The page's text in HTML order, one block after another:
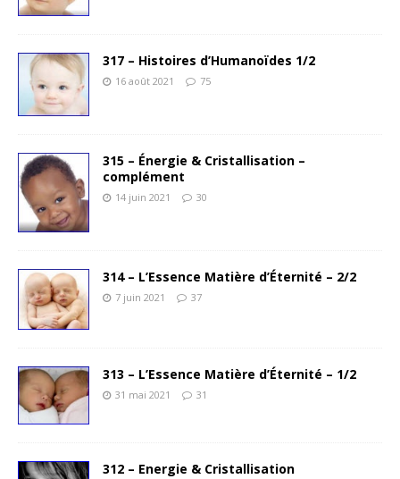
317 – Histoires d’Humanoïdes 1/2
16 août 2021 75
315 – Énergie & Cristallisation –
complément
14 juin 2021 30
314 – L’Essence Matière d’Éternité – 2/2
7 juin 2021 37
313 – L’Essence Matière d’Éternité – 1/2
31 mai 2021 31
312 – Energie & Cristallisation